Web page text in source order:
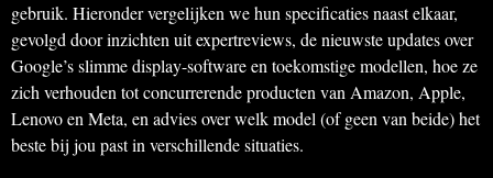
gebruik. Hieronder vergelijken we hun specificaties naast elkaar,
gevolgd door inzichten uit expertreviews, de nieuwste updates over
Google’s slimme display-software en toekomstige modellen, hoe ze
zich verhouden tot concurrerende producten van Amazon, Apple,
Lenovo en Meta, en advies over welk model (of geen van beide) het
beste bij jou past in verschillende situaties.